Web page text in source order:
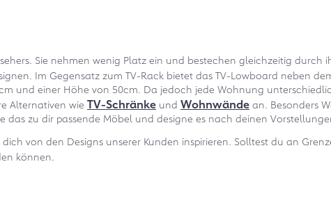
Sie nehmen wenig Platz ein und bestechen gleichzeitig
Im Gegensatz zum TV-Rack bietet das TV-Lowboard neben
und einer Höhe von 50cm. Da jedoch jede Wohnung
Alternativen wie TV-Schränke und Wohnwände an. Besonders
zu dir passende Möbel und designe es nach deinen
dich von den Designs unserer Kunden inspirieren. Solltest du an
können.